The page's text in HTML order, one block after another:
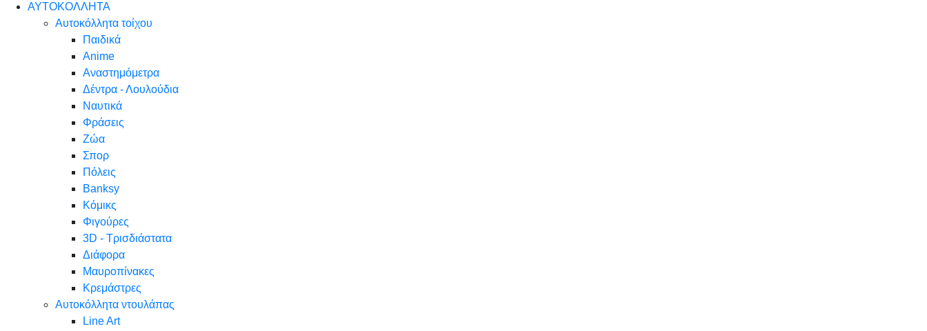
ΑΥΤΟΚΟΛΛΗΤΑ
Αυτοκόλλητα τοίχου
Παιδικά
Anime
Αναστημόμετρα
Δέντρα - Λουλούδια
Ναυτικά
Φράσεις
Ζώα
Σπορ
Πόλεις
Banksy
Κόμικς
Φιγούρες
3D - Τρισδιάστατα
Διάφορα
Μαυροπίνακες
Κρεμάστρες
Αυτοκόλλητα ντουλάπας
Line Art